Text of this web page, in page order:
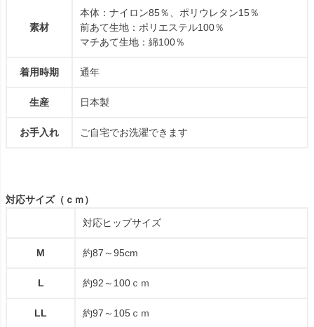
素材
本体：ナイロン85％、ポリウレタン15％
前あて生地：ポリエステル100％
マチあて生地：綿100％
着用時期 通年
生産 日本製
お手入れ ご自宅でお洗濯できます
対応サイズ（ｃｍ）
対応ヒップサイズ
M 約87～95cm
L 約92～100ｃｍ
LL 約97～105ｃｍ